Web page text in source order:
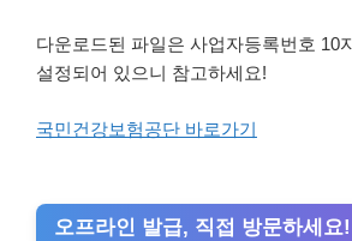
다운로드된 파일은 사업자등록번호 10
설정되어 있으니 참고하세요!
국민건강보험공단 바로가기
오프라인 발급, 직접 방문하세요!